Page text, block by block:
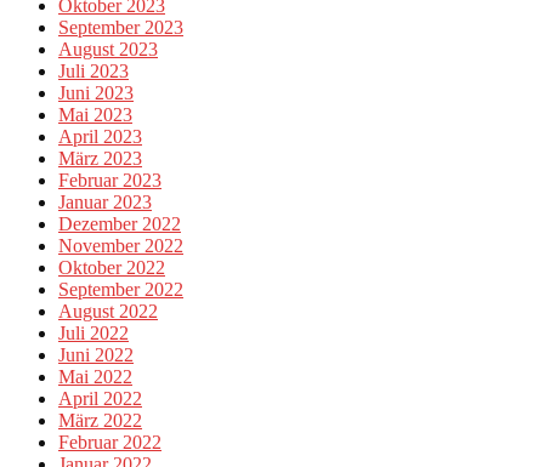
Oktober 2023
September 2023
August 2023
Juli 2023
Juni 2023
Mai 2023
April 2023
März 2023
Februar 2023
Januar 2023
Dezember 2022
November 2022
Oktober 2022
September 2022
August 2022
Juli 2022
Juni 2022
Mai 2022
April 2022
März 2022
Februar 2022